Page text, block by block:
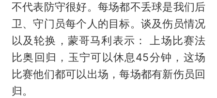
不代表防守很好。每场都不丢球是我们后
卫、守门员每个人的目标。谈及伤员情况
以及轮换，蒙哥马利表示： 上场比赛法
比奥回归，玉宁可以休息45分钟，这场
比赛他们都可以出场，每场都有新伤员回
归。